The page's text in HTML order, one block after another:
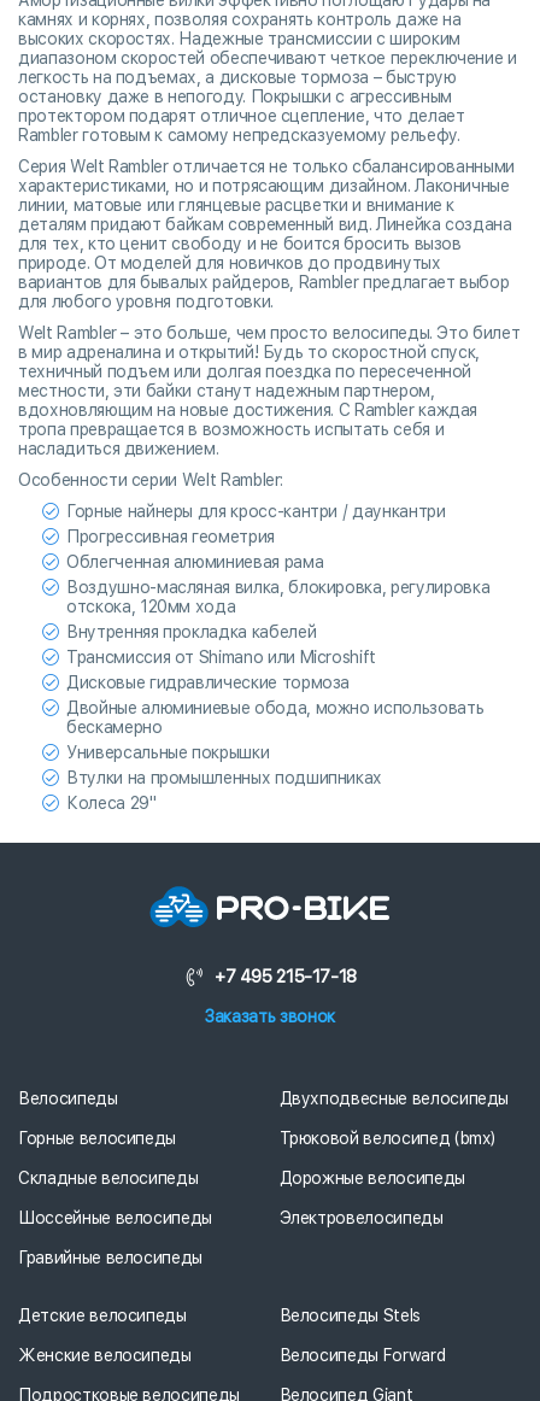
камнях и корнях, позволяя сохранять контроль даже на
высоких скоростях. Надежные трансмиссии с широким
диапазоном скоростей обеспечивают четкое переключение и
легкость на подъемах, а дисковые тормоза – быструю
остановку даже в непогоду. Покрышки с агрессивным
протектором подарят отличное сцепление, что делает
Rambler готовым к самому непредсказуемому рельефу.
Серия Welt Rambler отличается не только сбалансированными
характеристиками, но и потрясающим дизайном. Лаконичные
линии, матовые или глянцевые расцветки и внимание к
деталям придают байкам современный вид. Линейка создана
для тех, кто ценит свободу и не боится бросить вызов
природе. От моделей для новичков до продвинутых
вариантов для бывалых райдеров, Rambler предлагает выбор
для любого уровня подготовки.
Welt Rambler – это больше, чем просто велосипеды. Это билет
в мир адреналина и открытий! Будь то скоростной спуск,
техничный подъем или долгая поездка по пересеченной
местности, эти байки станут надежным партнером,
вдохновляющим на новые достижения. С Rambler каждая
тропа превращается в возможность испытать себя и
насладиться движением.
Особенности серии Welt Rambler:
Горные найнеры для кросс-кантри / даункантри
Прогрессивная геометрия
Облегченная алюминиевая рама
Воздушно-масляная вилка, блокировка, регулировка
отскока, 120мм хода
Внутренняя прокладка кабелей
Трансмиссия от Shimano или Microshift
Дисковые гидравлические тормоза
Двойные алюминиевые обода, можно использовать
бескамерно
Универсальные покрышки
Втулки на промышленных подшипниках
Колеса 29"
+7 495 215-17-18
Заказать звонок
Велосипеды
Горные велосипеды
Складные велосипеды
Шоссейные велосипеды
Гравийные велосипеды
Двухподвесные велосипеды
Трюковой велосипед (bmx)
Дорожные велосипеды
Электровелосипеды
Детские велосипеды
Женские велосипеды
Подростковые велосипеды
Велосипеды Stels
Велосипеды Forward
Велосипед Giant